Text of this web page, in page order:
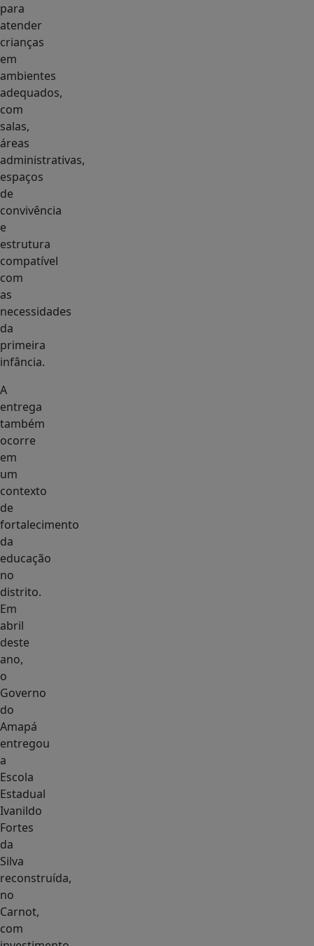
para
atender
crianças
em
ambientes
adequados,
com
salas,
áreas
administrativas,
espaços
de
convivência
e
estrutura
compatível
com
as
necessidades
da
primeira
infância.
A
entrega
também
ocorre
em
um
contexto
de
fortalecimento
da
educação
no
distrito.
Em
abril
deste
ano,
o
Governo
do
Amapá
entregou
a
Escola
Estadual
Ivanildo
Fortes
da
Silva
reconstruída,
no
Carnot,
com